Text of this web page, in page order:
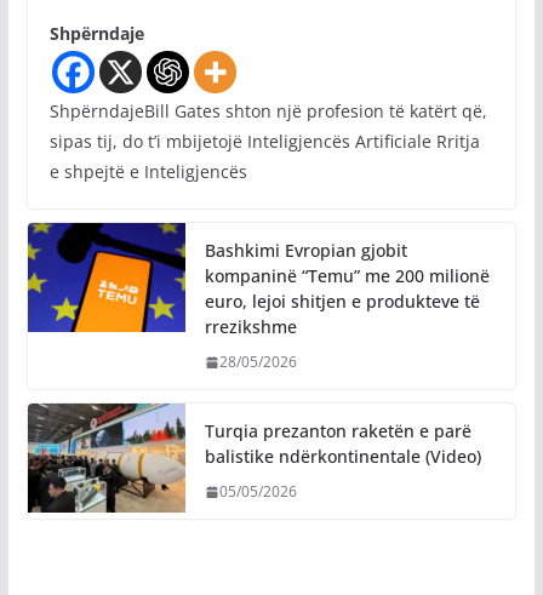
Shpërndaje
ShpërndajeBill Gates shton një profesion të katërt që,
sipas tij, do t’i mbijetojë Inteligjencës Artificiale Rritja
e shpejtë e Inteligjencës
Bashkimi Evropian gjobit
kompaninë “Temu” me 200 milionë
euro, lejoi shitjen e produkteve të
rrezikshme
28/05/2026
Turqia prezanton raketën e parë
balistike ndërkontinentale (Video)
05/05/2026